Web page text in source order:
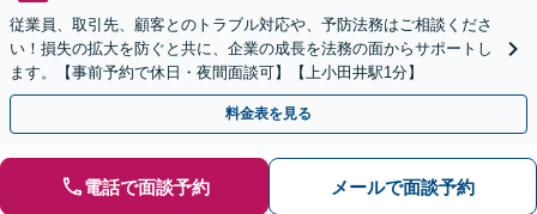
従業員、取引先、顧客とのトラブル対応や、予防法務はご相談くださ
い！損失の拡大を防ぐと共に、企業の成長を法務の面からサポートし
ます。【事前予約で休日・夜間面談可】【上小田井駅1分】
料金表を見る
電話で面談予約 メールで面談予約